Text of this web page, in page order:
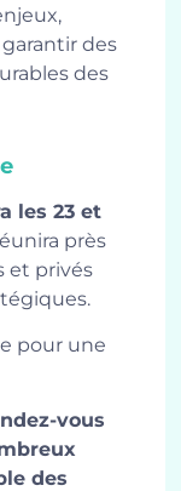
des
des
les 23 et
près
et privés
pour une
vous
des